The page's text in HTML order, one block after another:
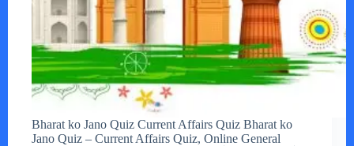
Bharat ko Jano Quiz Current Affairs Quiz Bharat ko
Jano Quiz – Current Affairs Quiz, Online General